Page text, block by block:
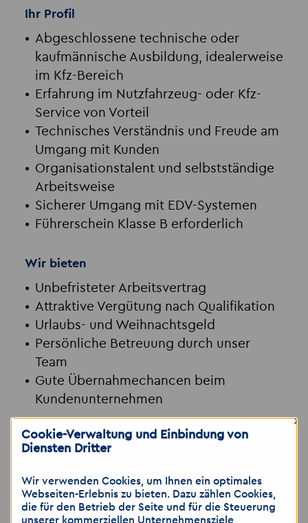
Ihr Profil
Abgeschlossene technische oder
kaufmännische Ausbildung, idealerweise
im Kfz-Bereich
Erfahrung im Nutzfahrzeug- oder Kfz-
Service von Vorteil
Technisches Verständnis und Freude am
Umgang mit Kunden
Organisationstalent und selbstständige
Arbeitsweise
Sicherer Umgang mit EDV-Systemen
Führerschein Klasse B erforderlich
Wir bieten
Unbefristeter Arbeitsvertrag
Attraktive Vergütung nach Qualifikation
Urlaubs- und Weihnachtsgeld
Persönliche Betreuung durch unser
Team
Gute Übernahmechancen beim
Kundenunternehmen
Haben wir Ihr Interesse geweckt?
Dann freuen wir uns auf Ihre Bewerbung.
Akzent Personaldienstleistungen GmbH
Franka Arndt – Personalberaterin
Cookie-Verwaltung und Einbindung von
Diensten Dritter
×
Wir verwenden Cookies, um Ihnen ein optimales
Webseiten-Erlebnis zu bieten. Dazu zählen Cookies,
die für den Betrieb der Seite und für die Steuerung
unserer kommerziellen Unternehmensziele